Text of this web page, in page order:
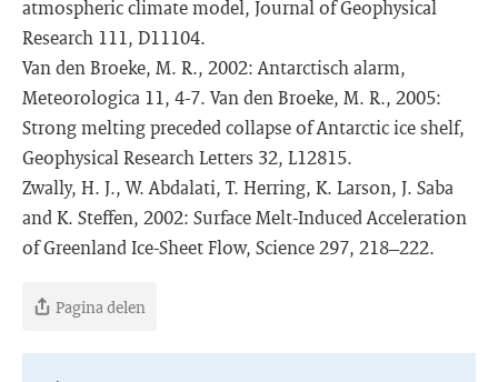
atmospheric climate model, Journal of Geophysical
Research 111, D11104.
Van den Broeke, M. R., 2002: Antarctisch alarm,
Meteorologica 11, 4-7. Van den Broeke, M. R., 2005:
Strong melting preceded collapse of Antarctic ice shelf,
Geophysical Research Letters 32, L12815.
Zwally, H. J., W. Abdalati, T. Herring, K. Larson, J. Saba
and K. Steffen, 2002: Surface Melt-Induced Acceleration
of Greenland Ice-Sheet Flow, Science 297, 218–222.
Pagina delen